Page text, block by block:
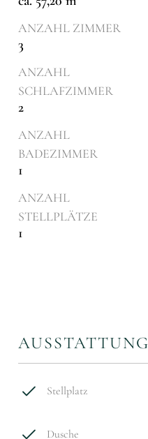
ANZAHL ZIMMER
3
ANZAHL
SCHLAFZIMMER
2
ANZAHL
BADEZIMMER
1
ANZAHL
STELLPLÄTZE
1
AUSSTATTUNG
Stellplatz
Dusche